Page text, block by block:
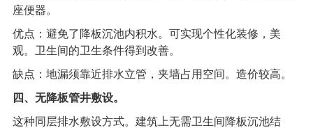
座便器。
优点：避免了降板沉池内积水。可实现个性化装修，美
观。卫生间的卫生条件得到改善。
缺点：地漏须靠近排水立管，夹墙占用空间。造价较高。
四、无降板管井敷设。
这种同层排水敷设方式。建筑上无需卫生间降板沉池结